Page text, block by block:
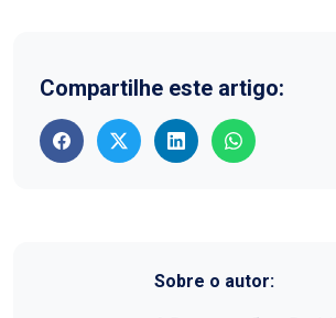
Compartilhe este artigo:
Sobre o autor: